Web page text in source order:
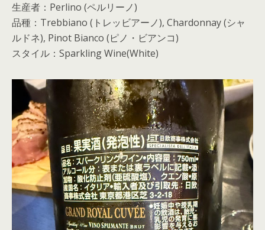
生産者：Perlino (ペルリーノ)
品種：Trebbiano (トレッビアーノ), Chardonnay (シャ
ルドネ), Pinot Bianco (ピノ・ビアンコ)
スタイル：Sparkling Wine(White)